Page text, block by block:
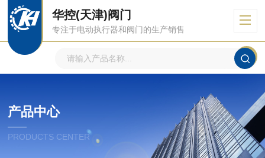
华控(天津)阀门
专注于电动执行器和阀门的生产销售
产品中心
PRODUCTS CENTER